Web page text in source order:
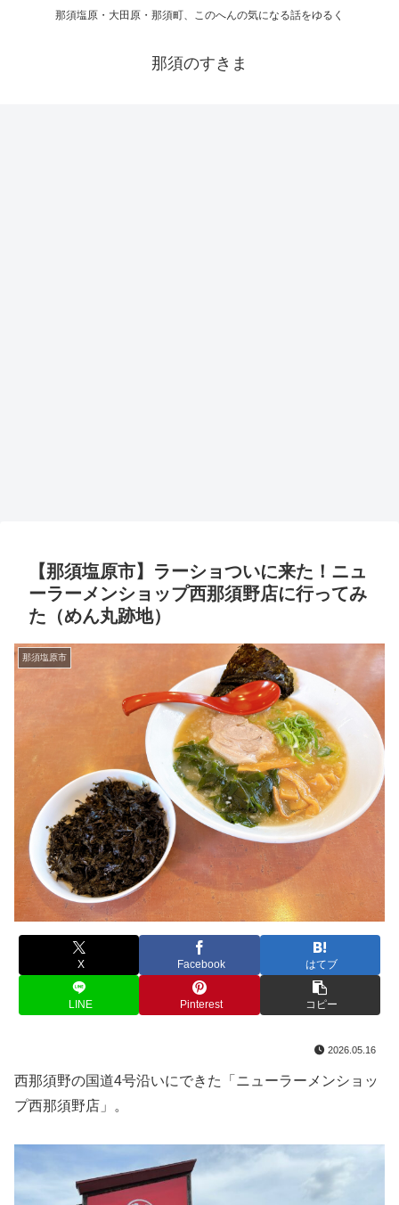
那須塩原・大田原・那須町、このへんの気になる話をゆるく
那須のすきま
【那須塩原市】ラーショついに来た！ニュ
ーラーメンショップ西那須野店に行ってみ
た（めん丸跡地）
那須塩原市
X Facebook はてブ
LINE Pinterest コピー
2026.05.16
西那須野の国道4号沿いにできた「ニューラーメンショッ
プ西那須野店」。